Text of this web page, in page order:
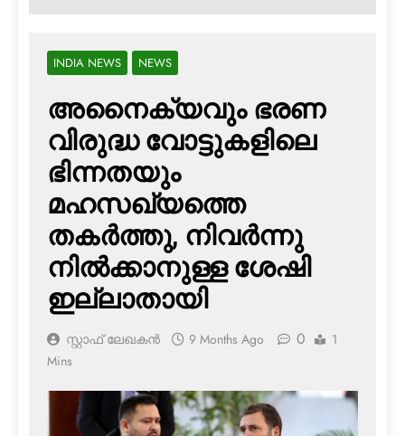
INDIA NEWS NEWS
അനൈക്യവും ഭരണ
വിരുദ്ധ വോട്ടുകളിലെ
ഭിന്നതയും
മഹസഖ്യത്തെ
തകര്‍ത്തു, നിവര്‍ന്നു
നില്‍ക്കാനുള്ള ശേഷി
ഇല്ലാതായി
സ്റ്റാഫ് ലേഖകൻ 9 Months Ago 0
1
Mins